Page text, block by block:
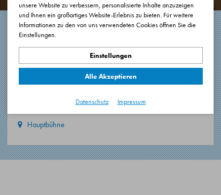
DIE ENTE BLEIBT
DRAUSSEN!
Hauptbühne
unsere Website zu verbessern, personalisierte Inhalte anzuzeigen
und Ihnen ein großartiges Website-Erlebnis zu bieten. Für weitere
Informationen zu den von uns verwendeten Cookies öffnen Sie die
Einstellungen.
Einstellungen
Alle Akzeptieren
Datenschutz Impressum